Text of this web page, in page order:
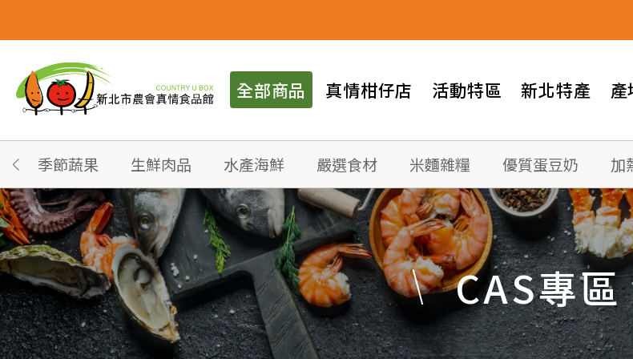
全部商品 真情柑仔店 活動特區 新北特產 產
季節蔬果 生鮮肉品 水產海鮮 嚴選食材 米麵雜糧 優質蛋豆奶 加
CAS專區